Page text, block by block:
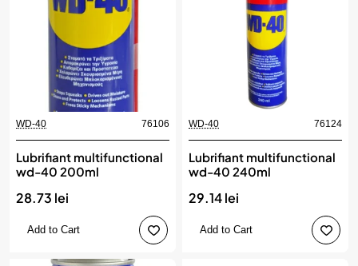
WD-40 76106
Lubrifiant multifunctional
wd-40 200ml
28.73 lei
Add to Cart
WD-40 76124
Lubrifiant multifunctional
wd-40 240ml
29.14 lei
Add to Cart